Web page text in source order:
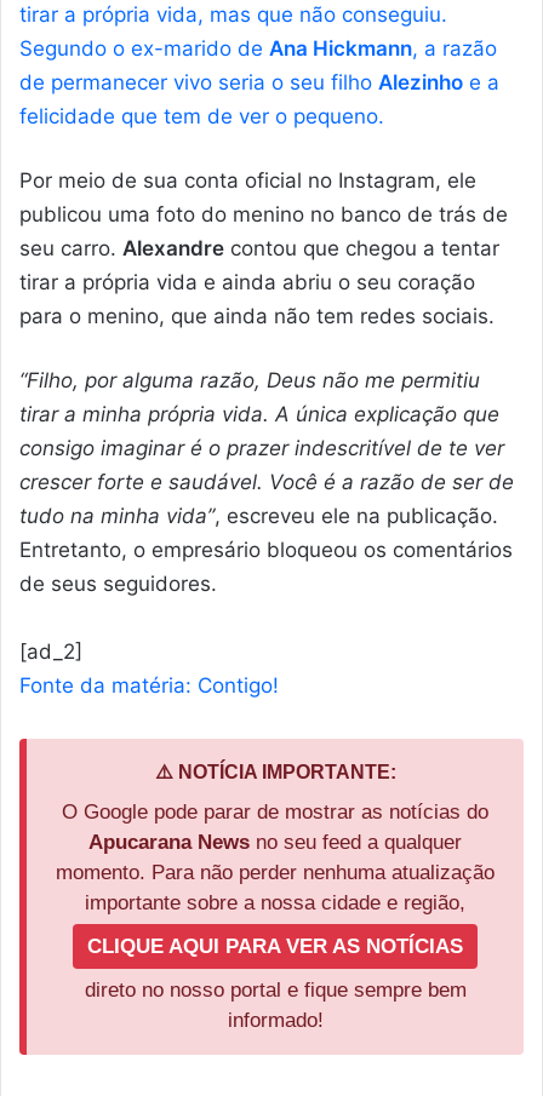
tirar a própria vida, mas que não conseguiu.
Segundo o ex-marido de Ana Hickmann, a razão
de permanecer vivo seria o seu filho Alezinho e a
felicidade que tem de ver o pequeno.
Por meio de sua conta oficial no Instagram, ele
publicou uma foto do menino no banco de trás de
seu carro. Alexandre contou que chegou a tentar
tirar a própria vida e ainda abriu o seu coração
para o menino, que ainda não tem redes sociais.
“Filho, por alguma razão, Deus não me permitiu
tirar a minha própria vida. A única explicação que
consigo imaginar é o prazer indescritível de te ver
crescer forte e saudável. Você é a razão de ser de
tudo na minha vida”, escreveu ele na publicação.
Entretanto, o empresário bloqueou os comentários
de seus seguidores.
[ad_2]
Fonte da matéria: Contigo!
⚠️ NOTÍCIA IMPORTANTE:
O Google pode parar de mostrar as notícias do
Apucarana News no seu feed a qualquer
momento. Para não perder nenhuma atualização
importante sobre a nossa cidade e região,
CLIQUE AQUI PARA VER AS NOTÍCIAS
direto no nosso portal e fique sempre bem
informado!